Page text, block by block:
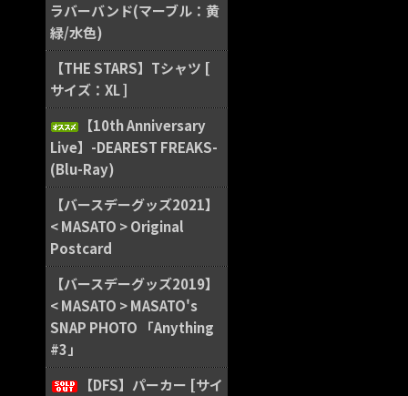
ラバーバンド(マーブル：黄
緑/水色)
【THE STARS】Tシャツ [
サイズ：XL ]
【10th Anniversary
Live】-DEAREST FREAKS-
(Blu-Ray)
【バースデーグッズ2021】
< MASATO > Original
Postcard
【バースデーグッズ2019】
< MASATO > MASATO's
SNAP PHOTO 「Anything
#3」
【DFS】パーカー [サイ